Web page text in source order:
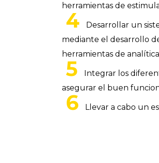
herramientas de
Desarrollar un
mediante el desarrollo
herramientas de
Integrar los
asegurar el buen
Llevar a cabo un